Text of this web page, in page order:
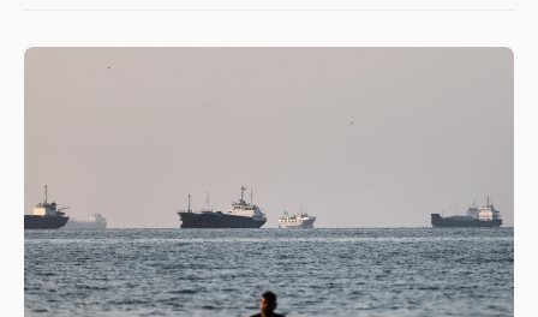
連根拔起
白海豚逼近！北市水門只出不進 未移置車輛最高罰
4800＋拖吊費